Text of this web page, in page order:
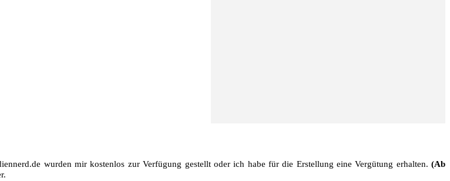
wurden mir kostenlos zur Verfügung gestellt oder ich habe für die Erstellung eine Vergütung erhalten. (Ab